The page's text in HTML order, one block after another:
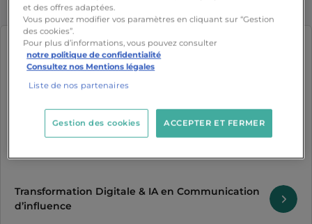
Mastères en 2 ans
Les Mastères spécialisés IA t’ouvrent toutes les
Tu peux intégrer l’un de nos
Transformation Digitale & IA en Communication
d’influence
et des offres adaptées.
Vous pouvez modifier vos paramètres en cliquant sur “Gestion
des cookies”.
Pour plus d’informations, vous pouvez consulter
notre politique de confidentialité
Consultez nos Mentions légales
Liste de nos partenaires
ACCEPTER ET FERMER
Gestion des cookies